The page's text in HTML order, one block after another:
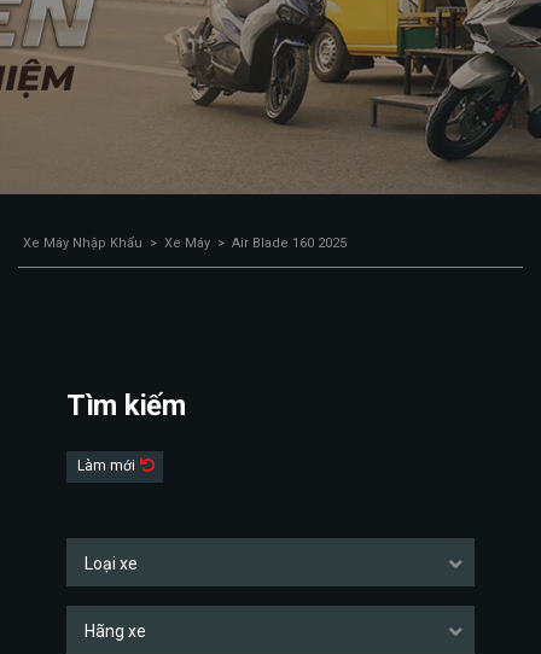
Xe Máy Nhập Khẩu > Xe Máy > Air Blade 160 2025
Tìm kiếm
Làm mới
Loại xe
Hãng xe